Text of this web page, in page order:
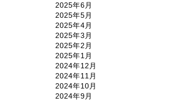
2025年6月
2025年5月
2025年4月
2025年3月
2025年2月
2025年1月
2024年12月
2024年11月
2024年10月
2024年9月